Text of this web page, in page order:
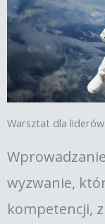
Warsztat dla
wyzwanie,
kompetencji,